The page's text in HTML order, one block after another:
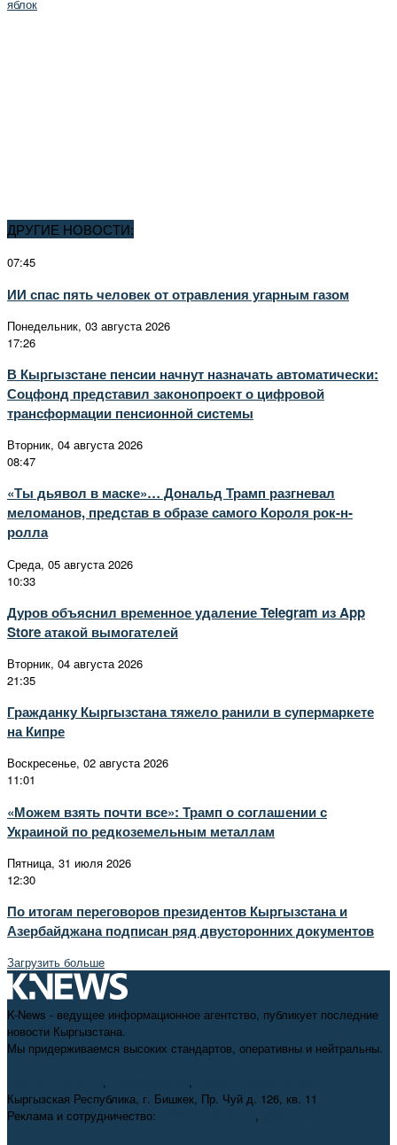
яблок
ДРУГИЕ НОВОСТИ:
07:45
ИИ спас пять человек от отравления угарным газом
Понедельник, 03 августа 2026
17:26
В Кыргызстане пенсии начнут назначать автоматически:
Соцфонд представил законопроект о цифровой
трансформации пенсионной системы
Вторник, 04 августа 2026
08:47
«Ты дьявол в маске»… Дональд Трамп разгневал
меломанов, представ в образе самого Короля рок-н-
ролла
Среда, 05 августа 2026
10:33
Дуров объяснил временное удаление Telegram из App
Store атакой вымогателей
Вторник, 04 августа 2026
21:35
Гражданку Кыргызстана тяжело ранили в супермаркете
на Кипре
Воскресенье, 02 августа 2026
11:01
«Можем взять почти все»: Трамп о соглашении с
Украиной по редкоземельным металлам
Пятница, 31 июля 2026
12:30
По итогам переговоров президентов Кыргызстана и
Азербайджана подписан ряд двусторонних документов
Загрузить больше
K-News - ведущее информационное агентство, публикует последние
новости Кыргызстана.
Мы придерживаемся высоких стандартов, оперативны и нейтральны.
, ,
Кыргызская Республика, г. Бишкек, Пр. Чуй д. 126, кв. 11
Реклама и сотрудничество:
,